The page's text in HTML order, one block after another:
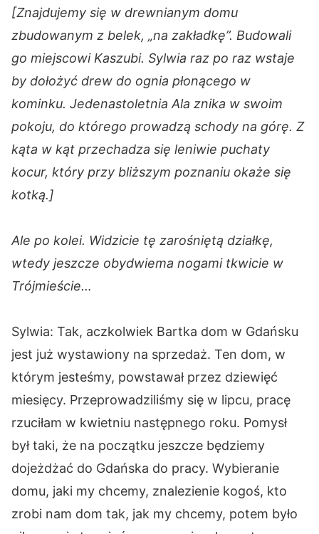
[Znajdujemy się w drewnianym domu
zbudowanym z belek, „na zakładkę”. Budowali
go miejscowi Kaszubi. Sylwia raz po raz wstaje
by dołożyć drew do ognia płonącego w
kominku. Jedenastoletnia Ala znika w swoim
pokoju, do którego prowadzą schody na górę. Z
kąta w kąt przechadza się leniwie puchaty
kocur, który przy bliższym poznaniu okaże się
kotką.]
Ale po kolei. Widzicie tę zarośniętą działkę,
wtedy jeszcze obydwiema nogami tkwicie w
Trójmieście…
Sylwia: Tak, aczkolwiek Bartka dom w Gdańsku
jest już wystawiony na sprzedaż. Ten dom, w
którym jesteśmy, powstawał przez dziewięć
miesięcy. Przeprowadziliśmy się w lipcu, pracę
rzuciłam w kwietniu następnego roku. Pomysł
był taki, że na początku jeszcze będziemy
dojeżdżać do Gdańska do pracy. Wybieranie
domu, jaki my chcemy, znalezienie kogoś, kto
zrobi nam dom tak, jak my chcemy, potem było